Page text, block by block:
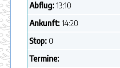
Abflug: 13:10
Ankunft: 14:20
Stop: 0
Termine: